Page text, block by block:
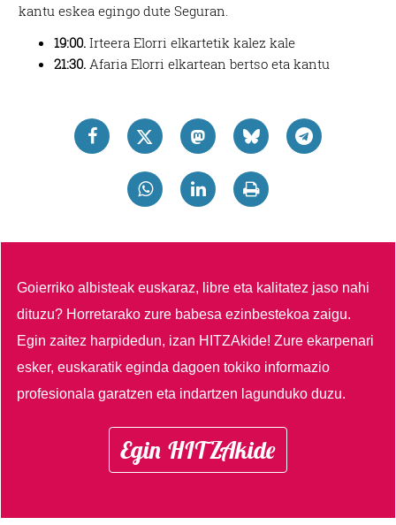
kantu eskea egingo dute Seguran.
19:00. Irteera Elorri elkartetik kalez kale
21:30. Afaria Elorri elkartean bertso eta kantu
Goierriko albisteak euskaraz, libre eta kalitatez jaso nahi
dituzu? Horretarako zure babesa ezinbestekoa zaigu.
Egin zaitez harpidedun, izan HITZAkide!Zure ekarpenari
esker, euskaratik eginda dagoen tokiko informazio
profesionala garatzen eta indartzen lagunduko duzu.
Egin HITZAkide